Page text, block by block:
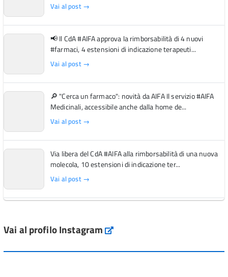
Vai al post →
📢 Il CdA #AIFA approva la rimborsabilità di 4 nuovi
#farmaci, 4 estensioni di indicazione terapeuti...
Vai al post →
🔎 "Cerca un farmaco": novità da AIFA Il servizio #AIFA
Medicinali, accessibile anche dalla home de...
Vai al post →
Via libera del CdA #AIFA alla rimborsabilità di una nuova
molecola, 10 estensioni di indicazione ter...
Vai al post →
Vai al post →
Vai al profilo Instagram Instagram